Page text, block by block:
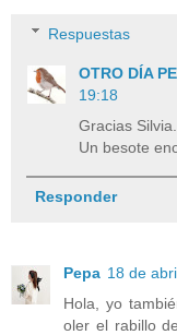
Respuestas
OTRO DÍA
19:18
Gracias
Un besote
Responder
Pepa 18 de
Hola, yo
oler el rabillo